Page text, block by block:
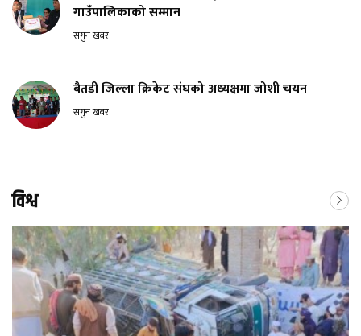
गाउँपालिकाको सम्मान
सगुन खबर
बैतडी जिल्ला क्रिकेट संघको अध्यक्षमा जोशी चयन
सगुन खबर
विश्व